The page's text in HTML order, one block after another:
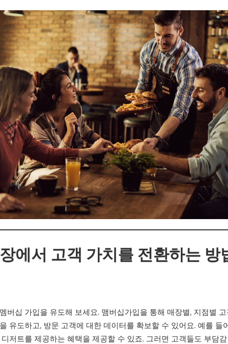
에서 고객 가치를 전환하는 방
버십 가입을 유도해 보세요. 맴버십가입을 통해 매장별, 지점별
유도하고, 방문 고객에 대한 데이터를 확보할 수 있어요. 예를 들
저트를 제공하는 혜택을 제공할 수 있죠. 그러면 고객들도 부담